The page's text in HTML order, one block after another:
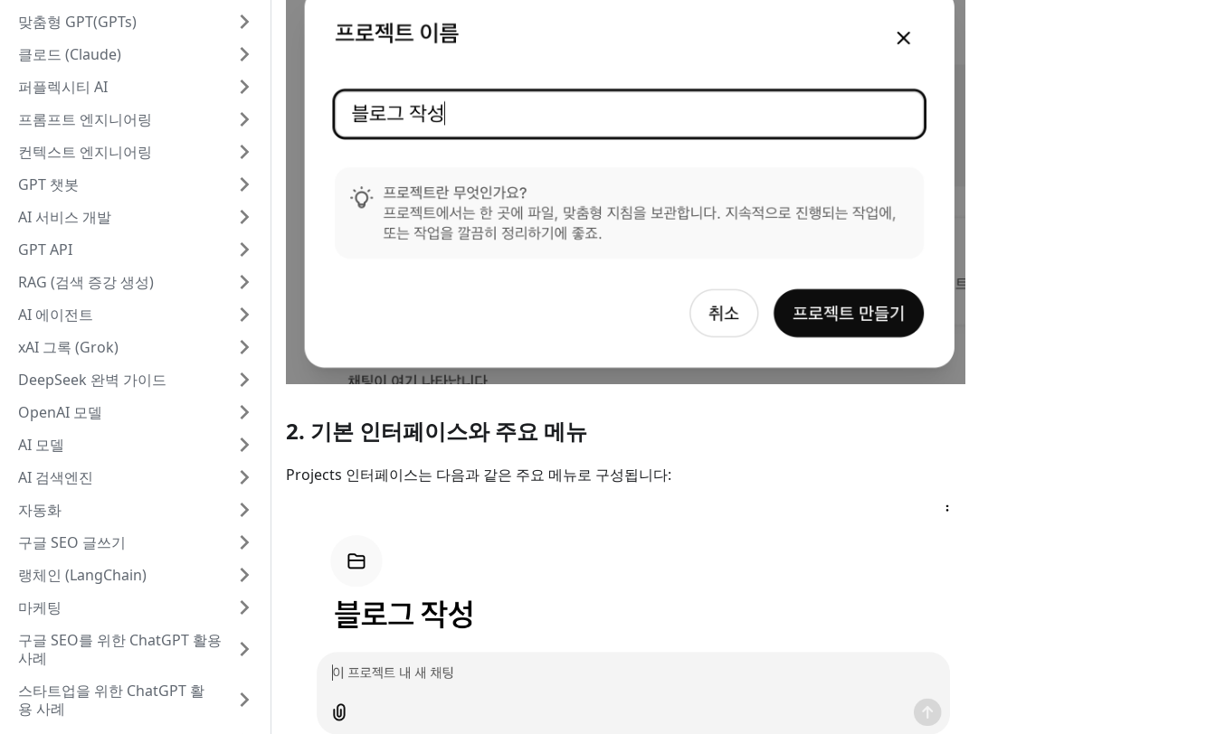
맞춤형 GPT(GPTs)
클로드 (Claude)
퍼플렉시티 AI
프롬프트 엔지니어링
컨텍스트 엔지니어링
GPT 챗봇
AI 서비스 개발
GPT API
RAG (검색 증강 생성)
AI 에이전트
xAI 그록 (Grok)
DeepSeek 완벽 가이드
OpenAI 모델
AI 모델
AI 검색엔진
자동화
구글 SEO 글쓰기
랭체인 (LangChain)
마케팅
구글 SEO를 위한 ChatGPT 활용
사례
스타트업을 위한 ChatGPT 활
용 사례
2. 기본 인터페이스와 주요 메뉴
Projects 인터페이스는 다음과 같은 주요 메뉴로 구성됩니다: